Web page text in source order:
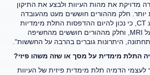
מדויקת את מהות העיוות ולבצע את התיקון
יותר. חלק מההורים חוששים מעט מהעובדה
שהתהליך מצריך ביצוע CT, כי נכון להיום ההדפסות התלת מימדיות
מבוססות על CT ולא על MRI, וחלק מההורים חוששים מהחשיפה
היתרונות גוברים בהרבה על החששות".
התלת מימדית על מסך או שזה משהו פיזי?
לעצמי הדמיה תלת מימדית פיזית של העיוות